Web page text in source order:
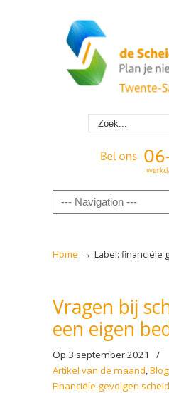
Navigation
Home → Label: financiële
Vragen bij
een eigen
Op 3 september 2021
/
Artikel van de maand,Blog
Financiële gevolgen